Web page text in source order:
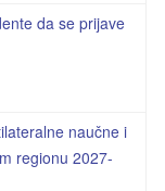
da se prijave
naučne i
regionu 2027-